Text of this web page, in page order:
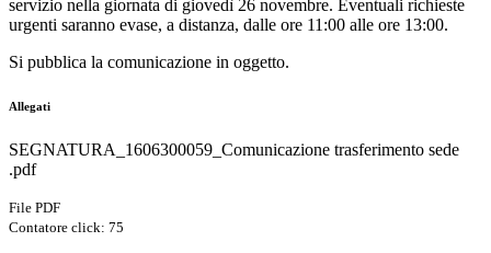
servizio nella giornata di giovedì 26 novembre. Eventuali richieste
urgenti saranno evase, a distanza, dalle ore 11:00 alle ore 13:00.
Si pubblica la comunicazione in oggetto.
Allegati
SEGNATURA_1606300059_Comunicazione trasferimento sede
.pdf
File PDF
Contatore click: 75